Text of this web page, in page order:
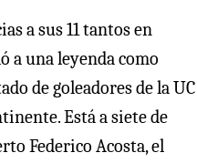
a sus 11 tantos en
a una leyenda como
de goleadores de la UC
Está a siete de
Federico Acosta, el